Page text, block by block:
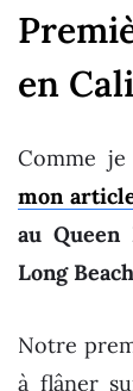
en
Comme
mon
au
Long
Notre
à flâner